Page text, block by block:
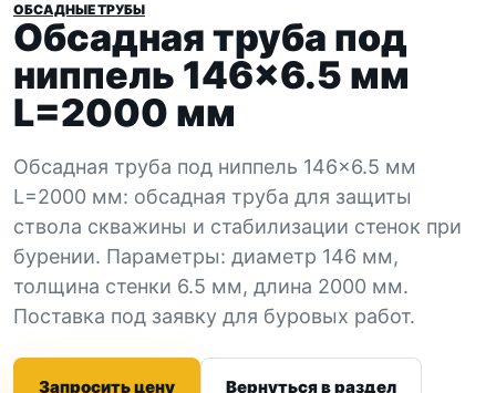
ОБСАДНЫЕ ТРУБЫ
Обсадная труба под
ниппель 146×6.5 мм
L=2000 мм
Обсадная труба под ниппель 146×6.5 мм
L=2000 мм: обсадная труба для защиты
ствола скважины и стабилизации стенок при
бурении. Параметры: диаметр 146 мм,
толщина стенки 6.5 мм, длина 2000 мм.
Поставка под заявку для буровых работ.
Запросить цену Вернуться в раздел